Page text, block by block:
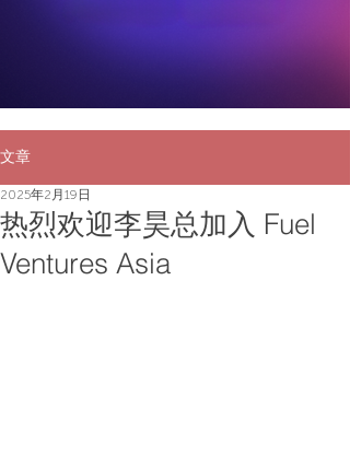
文章
热烈欢迎李昊总加入 Fuel
Ventures Asia
2025年2月19日